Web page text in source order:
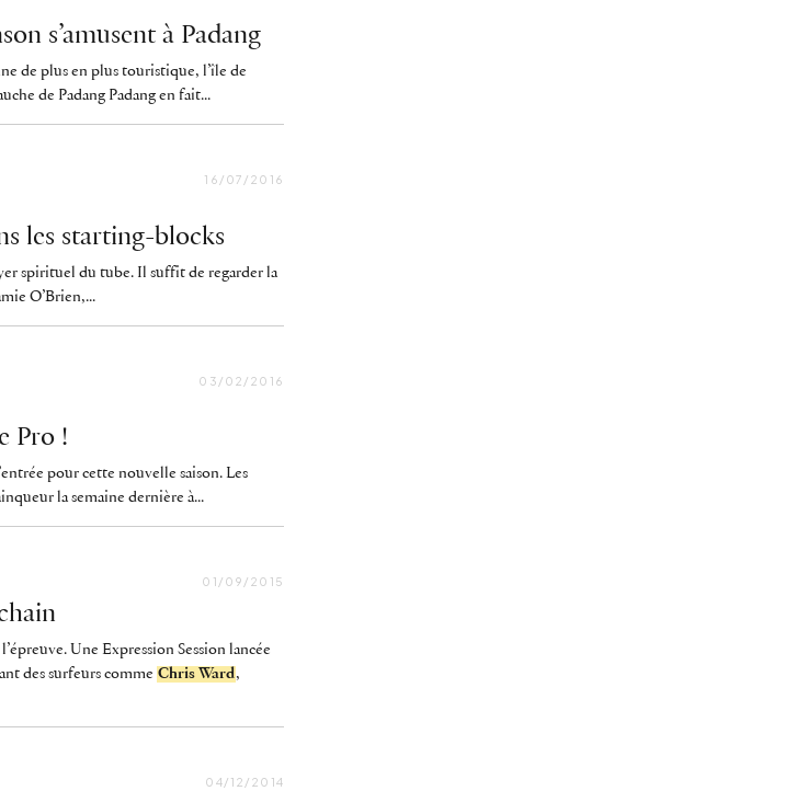
s’amusent à Padang
de plus en plus touristique, l’île de
de Padang Padang en fait...
16/07/2016
les starting-blocks
spirituel du tube. Il suffit de regarder la
O’Brien,...
03/02/2016
Pro !
pour cette nouvelle saison. Les
la semaine dernière à...
01/09/2015
Une Expression Session lancée
des surfeurs comme Chris Ward,
04/12/2014